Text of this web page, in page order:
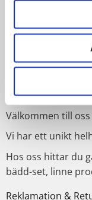
Dina personuppgifter
Om
Välkommen till
Vi har ett unikt
Hos oss hittar du
bädd-set, linne
Reklamation &